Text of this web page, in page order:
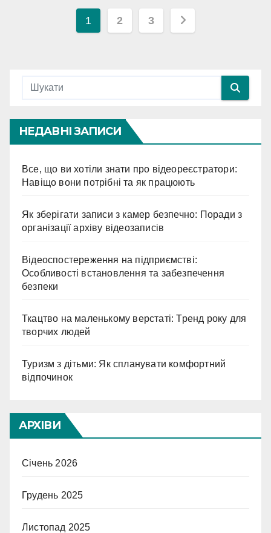
Навігація
1 2 3
НЕДАВНІ ЗАПИСИ
Все, що ви хотіли знати про відеореєстратори:
Навіщо вони потрібні та як працюють
Як зберігати записи з камер безпечно: Поради з
організації архіву відеозаписів
Відеоспостереження на підприємстві:
Особливості встановлення та забезпечення
безпеки
Ткацтво на маленькому верстаті: Тренд року для
творчих людей
Туризм з дітьми: Як спланувати комфортний
відпочинок
АРХІВИ
Січень 2026
Грудень 2025
Листопад 2025